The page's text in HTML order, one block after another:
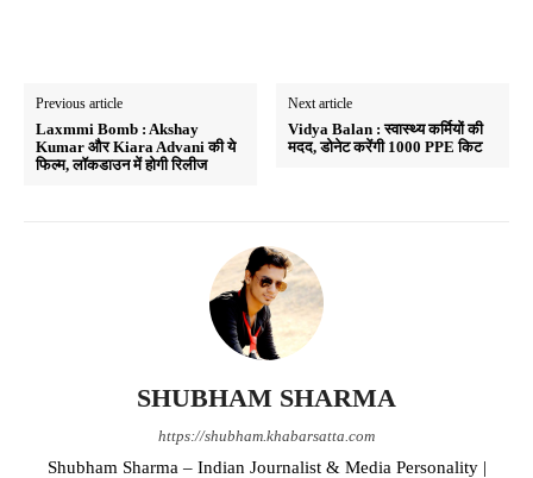
Previous article
Laxmmi Bomb : Akshay
Kumar और Kiara Advani की ये
फिल्म, लॉकडाउन में होगी रिलीज
Next article
Vidya Balan : स्वास्थ्य कर्मियों की
मदद, डोनेट करेंगी 1000 PPE किट
SHUBHAM SHARMA
https://shubham.khabarsatta.com
Shubham Sharma – Indian Journalist & Media Personality |